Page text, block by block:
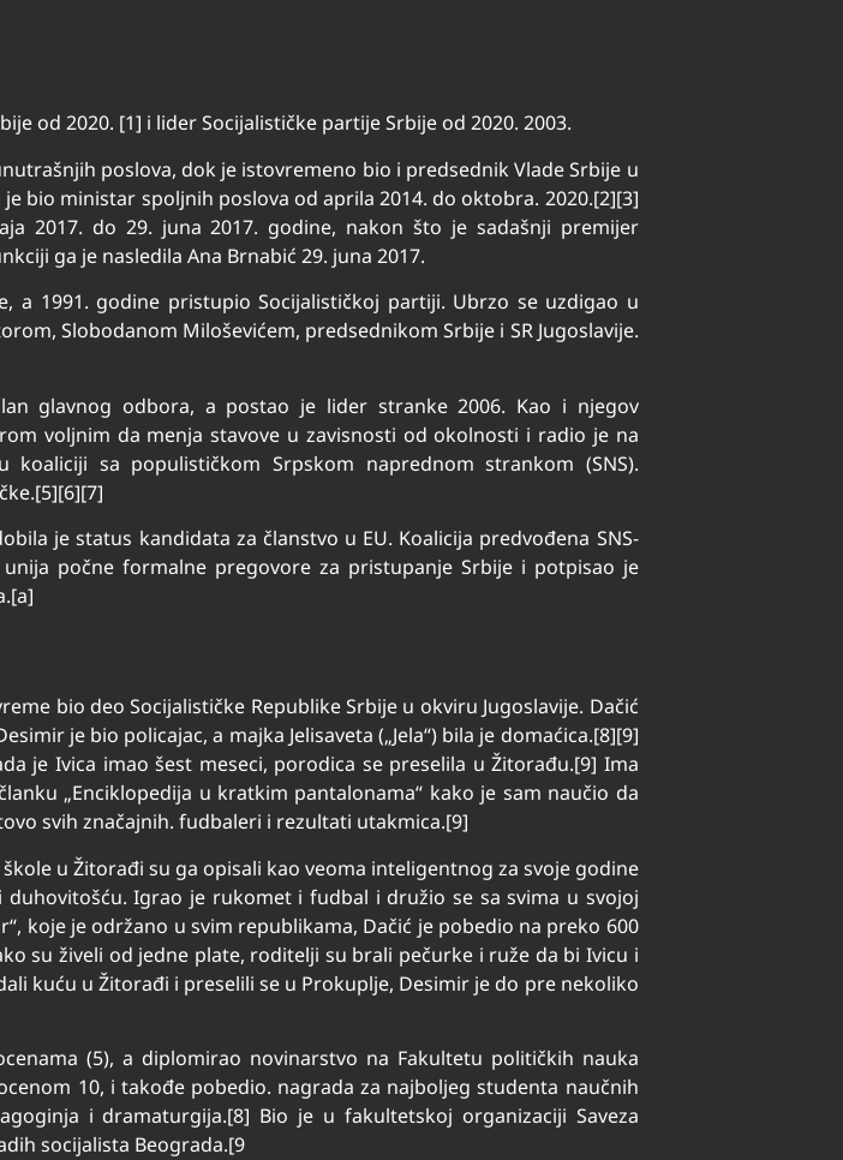
od 2020. [1] i lider Socijalističke partije Srbije od 2020. 2003.
poslova, dok je istovremeno bio i predsednik Vlade Srbije u
bio ministar spoljnih poslova od aprila 2014. do oktobra. 2020.[2][3]
2017. do 29. juna 2017. godine, nakon što je sadašnji premijer
ga je nasledila Ana Brnabić 29. juna 2017.
a 1991. godine pristupio Socijalističkoj partiji. Ubrzo se uzdigao u
Slobodanom Miloševićem, predsednikom Srbije i SR Jugoslavije.
glavnog odbora, a postao je lider stranke 2006. Kao i njegov
voljnim da menja stavove u zavisnosti od okolnosti i radio je na
sa populističkom Srpskom naprednom strankom (SNS).
je status kandidata za članstvo u EU. Koalicija predvođena SNS-
počne formalne pregovore za pristupanje Srbije i potpisao je
bio deo Socijalističke Republike Srbije u okviru Jugoslavije. Dačić
je bio policajac, a majka Jelisaveta („Jela“) bila je domaćica.[8][9]
je Ivica imao šest meseci, porodica se preselila u Žitorađu.[9] Ima
„Enciklopedija u kratkim pantalonama“ kako je sam naučio da
svih značajnih. fudbaleri i rezultati utakmica.[9]
u ​​Žitorađi su ga opisali kao veoma inteligentnog za svoje godine
Igrao je rukomet i fudbal i družio se sa svima u svojoj
koje je održano u svim republikama, Dačić je pobedio na preko 600
su živeli od jedne plate, roditelji su brali pečurke i ruže da bi Ivicu i
kuću u Žitorađi i preselili se u Prokuplje, Desimir je do pre nekoliko
(5), a diplomirao novinarstvo na Fakultetu političkih nauka
10, i takođe pobedio. nagrada za najboljeg studenta naučnih
i dramaturgija.[8] Bio je u fakultetskoj organizaciji Saveza
socijalista Beograda.[9